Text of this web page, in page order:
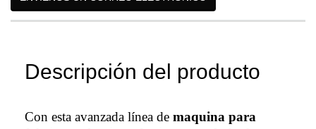
Descripción del producto
Con esta avanzada línea de maquina para